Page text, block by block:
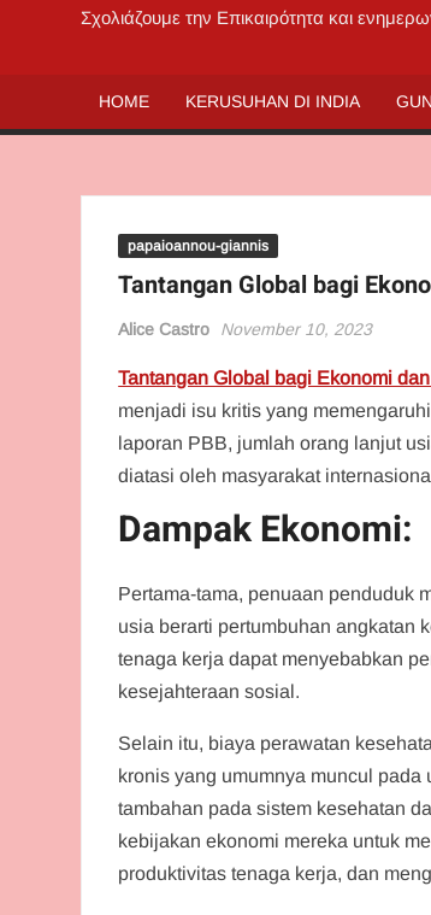
Σχολιάζουμε την Επικαιρότητα και
HOME KERUSUHAN DI INDIA
papaioannou-giannis
Tantangan Global bagi
Alice Castro November 10, 2023
Tantangan Global bagi Ekonomi
menjadi isu kritis yang
laporan PBB, jumlah orang lanjut
diatasi oleh masyarakat
Dampak Ekonomi:
Pertama-tama, penuaan penduduk
usia berarti pertumbuhan angkatan
tenaga kerja dapat menyebabkan
kesejahteraan sosial.
Selain itu, biaya perawatan
kronis yang umumnya muncul
tambahan pada sistem kesehatan
kebijakan ekonomi mereka untuk
produktivitas tenaga kerja, dan